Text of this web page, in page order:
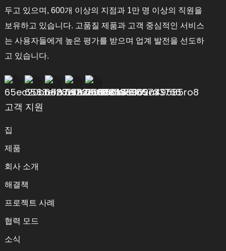
두고 있으며, 600개 이상의 지점과 1만 명 이상의 직원을
보유하고 있습니다. 고품질 제품과 고객 중심적인 서비스
는 사용자들에게 높은 평가를 받으며 업계 발전을 선도하
고 있습니다.
고객 지원
집
제품
회사 소개
해결책
프로젝트 사례
협력 모드
소식